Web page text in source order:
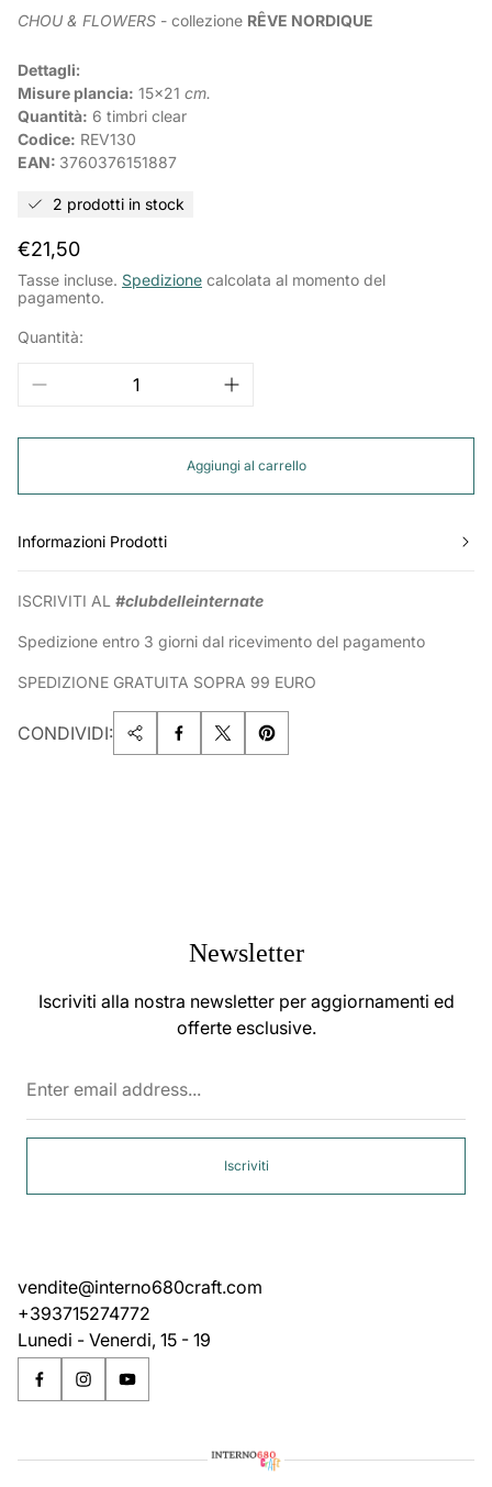
CHOU & FLOWERS - collezione RÊVE NORDIQUE
Dettagli:
Misure plancia: 15x21 cm.
Quantità: 6 timbri clear
Codice: REV130
EAN: 3760376151887
2 prodotti in stock
Prezzo
normale
€21,50
Tasse incluse. Spedizione calcolata al momento del
pagamento.
Quantità:
Aggiungi al carrello
Informazioni Prodotti
ISCRIVITI AL #clubdelleinternate
Spedizione entro 3 giorni dal ricevimento del pagamento
SPEDIZIONE GRATUITA SOPRA 99 EURO
CONDIVIDI:
Newsletter
Iscriviti alla nostra newsletter per aggiornamenti ed
offerte esclusive.
Iscriviti
vendite@interno680craft.com
+393715274772
Lunedi - Venerdi, 15 - 19